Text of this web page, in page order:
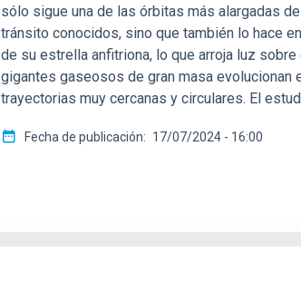
sólo sigue una de las órbitas más alargadas
tránsito conocidos, sino que también lo hace
de su estrella anfitriona, lo que arroja luz
gigantes gaseosos de gran masa evolucionan
trayectorias muy cercanas y circulares. El
Fecha de publicación 17/07/2024 - 16:00